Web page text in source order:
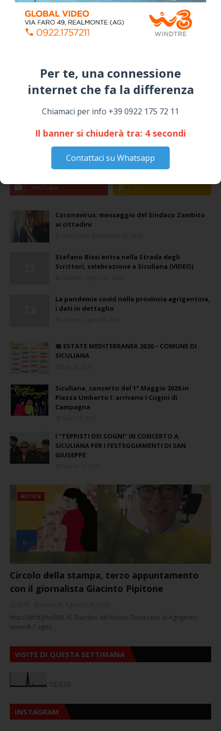
Per te, una connessione
internet che fa la differenza​
Chiamaci per info +39 0922 175 72 11
Il banner si chiuderà tra: 4secondi
Contattaci su Whatsapp
ALMANACCO DEL GIORNO
Coronavirus: messaggio del Sindaco Zambito
ai cittadini
Stefano Bissi entra nella Strada degli
Scrittori, celebrazione a Siculiana (VIDEO)
La pandemia covid nella provincia agrigentina,
i dati in dettaglio
📅 ESTATE MEDITERRANEA 2026 – COMUNE DI
SICULIANA
Siculiana, concerto del 1° Maggio 2026 in
Piazza Umberto I: arrivano I Cugini di
Campagna
I “TEPPISTI DEI SOGNI” IN CONCERTO A
SICULIANA PER I FESTEGGIAMENTI DI SAN
GIUSEPPE
NOTIZIE
Circolo della stampa, terzo appuntamento
con il giornalista Giacinto Pipitone
https://ift.tt/JrhoRML Al Giardino del Museo Diocesano di Agrigento,
venerdì 7 agos…
VISITE DI QUESTA SETTIMANA
10,033
INSTAGRAM